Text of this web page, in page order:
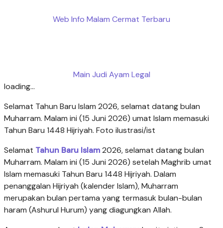
Web Info Malam Cermat Terbaru
Main Judi Ayam Legal
loading...
Selamat Tahun Baru Islam 2026, selamat datang bulan
Muharram. Malam ini (15 Juni 2026) umat Islam memasuki
Tahun Baru 1448 Hijriyah. Foto ilustrasi/ist
Selamat Tahun Baru Islam2026, selamat datang bulan
Muharram. Malam ini (15 Juni 2026) setelah Maghrib umat
Islam memasuki Tahun Baru 1448 Hijriyah. Dalam
penanggalan Hijriyah (kalender Islam), Muharram
merupakan bulan pertama yang termasuk bulan-bulan
haram (Ashurul Hurum) yang diagungkan Allah.